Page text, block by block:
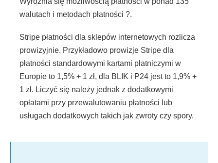
walutach i metodach płatności ?.
Stripe płatności dla sklepów internetowych rozlicza
prowizyjnie. Przykładowo prowizje Stripe dla
płatności standardowymi kartami płatniczymi w
Europie to 1,5% + 1 zł, dla BLIK i P24 jest to 1,9% +
1 zł. Liczyć się należy jednak z dodatkowymi
opłatami przy przewalutowaniu płatności lub
usługach dodatkowych takich jak zwroty czy spory.